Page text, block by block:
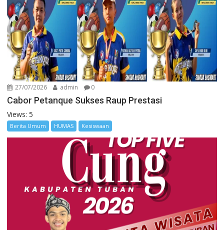
27/07/2026 admin 0
Cabor Petanque Sukses Raup Prestasi
Views: 5
Berita Umum HUMAS Kesiswaan